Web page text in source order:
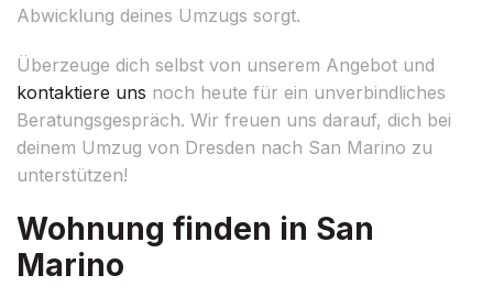
Abwicklung deines Umzugs sorgt.
Überzeuge dich selbst von unserem Angebot und
kontaktiere uns noch heute für ein unverbindliches
Beratungsgespräch. Wir freuen uns darauf, dich bei
deinem Umzug von Dresden nach San Marino zu
unterstützen!
Wohnung finden in San
Marino